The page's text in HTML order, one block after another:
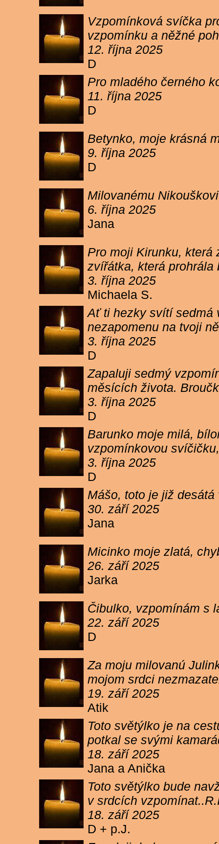
Vzpomínková svíčka
vzpomínku a něžné
12. října 2025
D
Pro mladého černého
11. října 2025
D
Betynko, moje krásná
9. října 2025
D
Milovanému
6. října 2025
Jana
Pro moji Kirunku, která
zvířátka, která prohrála
3. října 2025
Michaela S.
Ať ti hezky svítí sedmá
nezapomenu na tvoji
3. října 2025
D
Zapaluji sedmý
měsících života.
3. října 2025
D
Barunko moje milá,
vzpomínkovou
3. října 2025
D
Mášo, toto je již
30. září 2025
Jana
Micinko moje zlatá,
26. září 2025
Jarka
Čibulko, vzpomínám s
22. září 2025
D
Za moju milovanú
mojom srdci
19. září 2025
Atik
Toto světýlko je na
potkal se svými
18. září 2025
Jana a Anička
Toto světýlko bude
v srdcích
18. září 2025
D + p.J.